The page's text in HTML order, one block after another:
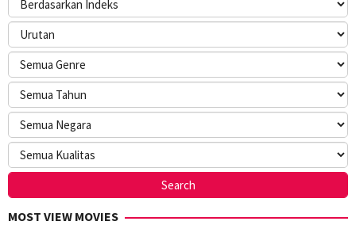
MOST VIEW MOVIES